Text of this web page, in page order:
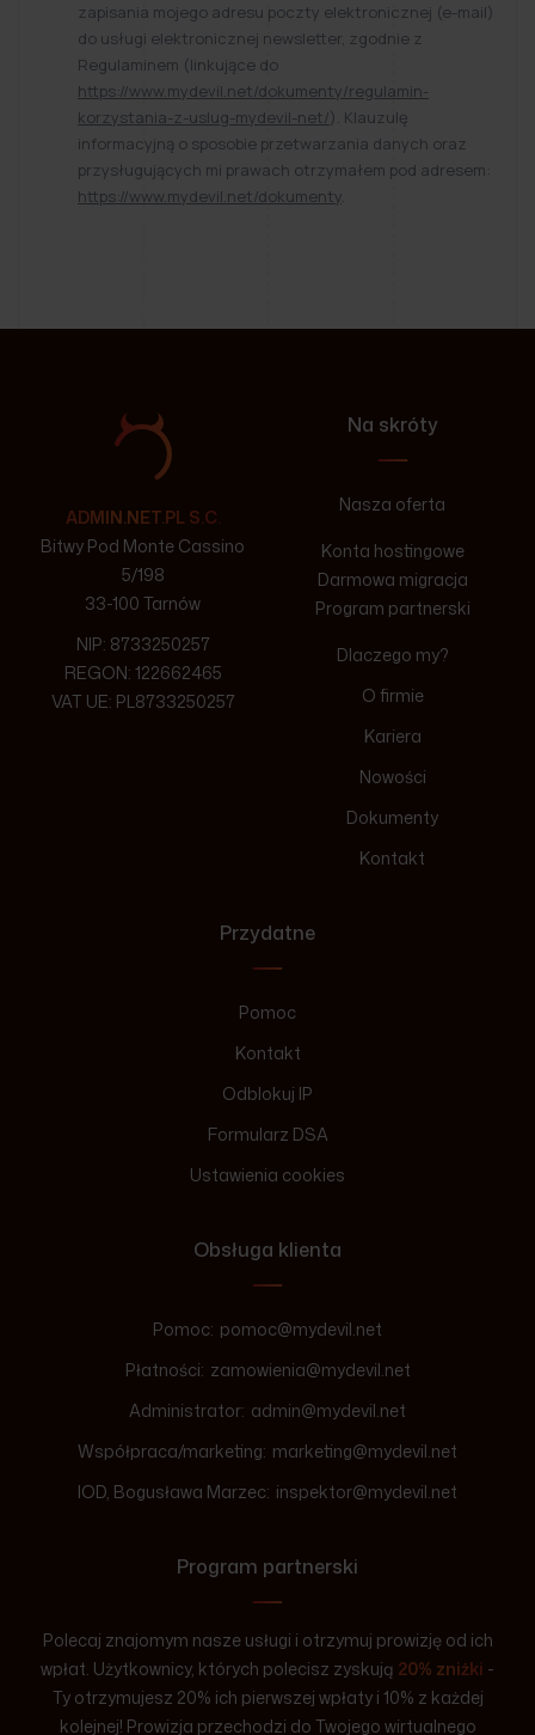
zapisania mojego adresu poczty elektronicznej (e-mail)
do usługi elektronicznej newsletter, zgodnie z
Regulaminem (linkujące do
https://www.mydevil.net/dokumenty/regulamin-
korzystania-z-uslug-mydevil-net/). Klauzulę
informacyjną o sposobie przetwarzania danych oraz
przysługujących mi prawach otrzymałem pod adresem:
https://www.mydevil.net/dokumenty.
ADMIN.NET.PL S.C.
Bitwy Pod Monte Cassino
5/198
33-100 Tarnów
NIP: 8733250257
REGON: 122662465
VAT UE: PL8733250257
Program partnerski
Polecaj znajomym nasze usługi i otrzymuj prowizję od ich
wpłat. Użytkownicy, których polecisz zyskują 20% zniżki -
Ty otrzymujesz 20% ich pierwszej wpłaty i 10% z każdej
kolejnej! Prowizja przechodzi do Twojego wirtualnego
Na skróty
Nasza oferta
Konta hostingowe
Darmowa migracja
Program partnerski
Dlaczego my?
O firmie
Kariera
Nowości
Dokumenty
Kontakt
Przydatne
Pomoc
Kontakt
Odblokuj IP
Formularz DSA
Ustawienia cookies
Obsługa klienta
Pomoc: pomoc@mydevil.net
Płatności: zamowienia@mydevil.net
Administrator: admin@mydevil.net
Współpraca/marketing: marketing@mydevil.net
IOD, Bogusława Marzec: inspektor@mydevil.net